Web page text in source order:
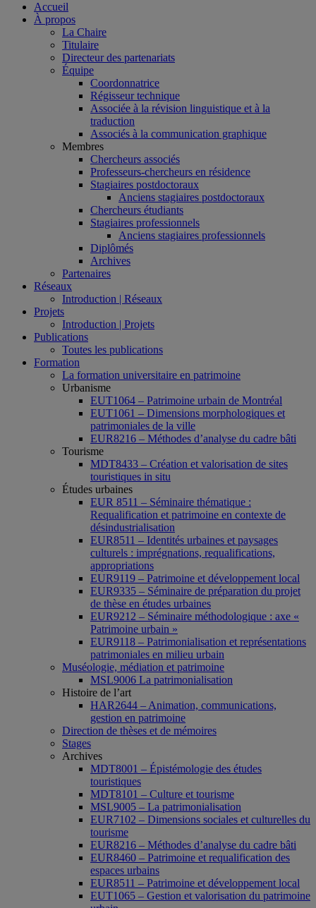
Accueil
À propos
La Chaire
Titulaire
Directeur des partenariats
Équipe
Coordonnatrice
Régisseur technique
Associée à la révision linguistique et à la
traduction
Associés à la communication graphique
Membres
Chercheurs associés
Professeurs-chercheurs en résidence
Stagiaires postdoctoraux
Anciens stagiaires postdoctoraux
Chercheurs étudiants
Stagiaires professionnels
Anciens stagiaires professionnels
Diplômés
Archives
Partenaires
Réseaux
Introduction | Réseaux
Projets
Introduction | Projets
Publications
Toutes les publications
Formation
La formation universitaire en patrimoine
Urbanisme
EUT1064 – Patrimoine urbain de Montréal
EUT1061 – Dimensions morphologiques et
patrimoniales de la ville
EUR8216 – Méthodes d’analyse du cadre bâti
Tourisme
MDT8433 – Création et valorisation de sites
touristiques in situ
Études urbaines
EUR 8511 – Séminaire thématique :
Requalification et patrimoine en contexte de
désindustrialisation
EUR8511 – Identités urbaines et paysages
culturels : imprégnations, requalifications,
appropriations
EUR9119 – Patrimoine et développement local
EUR9335 – Séminaire de préparation du projet
de thèse en études urbaines
EUR9212 – Séminaire méthodologique : axe «
Patrimoine urbain »
EUR9118 – Patrimonialisation et représentations
patrimoniales en milieu urbain
Muséologie, médiation et patrimoine
MSL9006 La patrimonialisation
Histoire de l’art
HAR2644 – Animation, communications,
gestion en patrimoine
Direction de thèses et de mémoires
Stages
Archives
MDT8001 – Épistémologie des études
touristiques
MDT8101 – Culture et tourisme
MSL9005 – La patrimonialisation
EUR7102 – Dimensions sociales et culturelles du
tourisme
EUR8216 – Méthodes d’analyse du cadre bâti
EUR8460 – Patrimoine et requalification des
espaces urbains
EUR8511 – Patrimoine et développement local
EUT1065 – Gestion et valorisation du patrimoine